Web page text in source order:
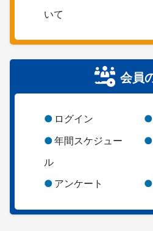
いて
会員
ログイン
年間スケジュー
ル
アンケート